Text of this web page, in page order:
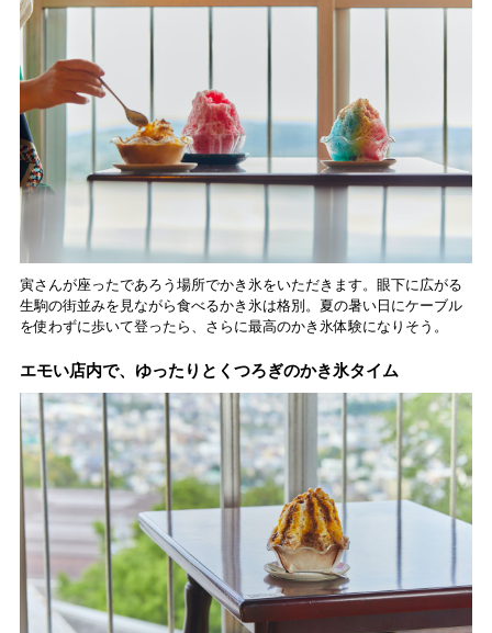
寅さんが座ったであろう場所でかき氷をいただきます。眼下に広がる
生駒の街並みを見ながら食べるかき氷は格別。夏の暑い日にケーブル
を使わずに歩いて登ったら、さらに最高のかき氷体験になりそう。
エモい店内で、ゆったりとくつろぎのかき氷タイム